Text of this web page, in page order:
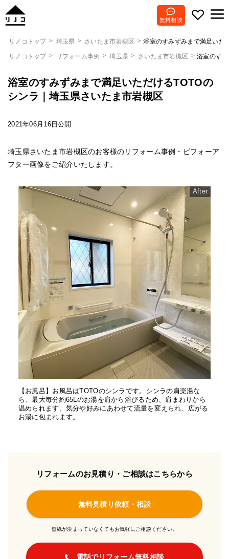
無料相談
リノコトップ 埼玉県 さいたま市岩槻区 浴室のすみずみまで満足いた
リノコトップ リフォーム事例 埼玉県 さいたま市岩槻区 浴室のす
浴室のすみずみまで満足いただけるTOTOの
シンラ｜埼玉県さいたま市岩槻区
2021年06月16日公開
埼玉県さいたま市岩槻区のお客様のリフォーム事例・ビフォーア
フター画像をご紹介いたします。
After
【お風呂】お風呂はTOTOのシンラです。シンラの肩楽湯な
ら、最大毎分約65Lのお湯を肩から浴びるため、肩まわりから
温められます。気分や好みにあわせて流量を変えられ、広がる
お湯に包まれます。
リフォームのお見積り・ご相談はこちらから
無料見積り依頼・相談
壁紙が決まっていなくてもお気軽にご相談ください。
電話でリフォーム無料相談